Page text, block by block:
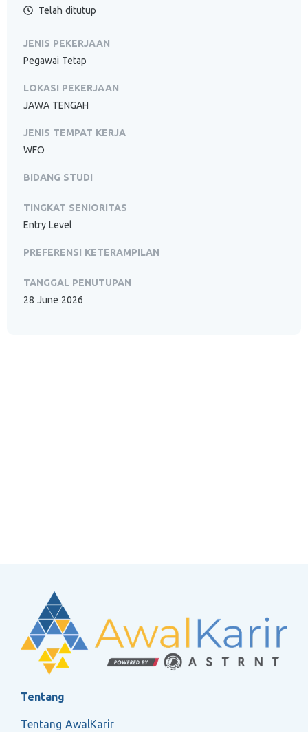
Telah ditutup
JENIS PEKERJAAN
Pegawai Tetap
LOKASI PEKERJAAN
JAWA TENGAH
JENIS TEMPAT KERJA
WFO
BIDANG STUDI
TINGKAT SENIORITAS
Entry Level
PREFERENSI KETERAMPILAN
TANGGAL PENUTUPAN
28 June 2026
Tentang
Tentang AwalKarir